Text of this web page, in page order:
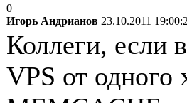
0
Игорь Андрианов 23.10.2011
Коллеги, если
VPS от одного